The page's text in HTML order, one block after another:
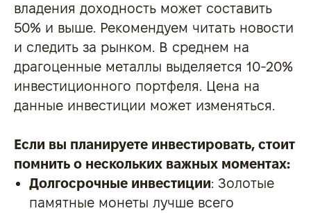
владения доходность может составить
50% и выше. Рекомендуем читать новости
и следить за рынком. В среднем на
драгоценные металлы выделяется 10-20%
инвестиционного портфеля. Цена на
данные инвестиции может изменяться.
Если вы планируете инвестировать, стоит
помнить о нескольких важных моментах:
Долгосрочные инвестиции: Золотые
памятные монеты лучше всего